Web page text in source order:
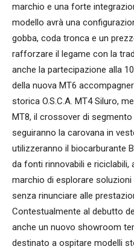
marchio e una forte
modello avrà una
gobba, coda tronca e un
rafforzare il legame con la
anche la partecipazione alla
della nuova MT6
storica O.S.C.A. MT4 Siluro,
MT8, il crossover di
seguiranno la carovana in
utilizzeranno il biocarburante
da fonti rinnovabili e
marchio di esplorare soluzioni
senza rinunciare alle
Contestualmente al debutto
anche un nuovo showroom
destinato a ospitare modelli